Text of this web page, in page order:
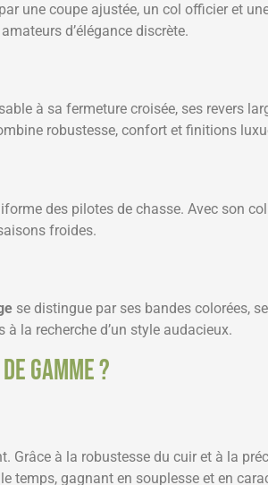
une coupe ajustée, un col officier et
d’élégance discrète.
à sa fermeture croisée, ses revers
robustesse, confort et finitions
des pilotes de chasse. Avec son
froides.
se distingue par ses bandes colorées,
la recherche d’un style audacieux.
gamme ?
Grâce à la robustesse du cuir et à la
temps, gagnant en souplesse et en